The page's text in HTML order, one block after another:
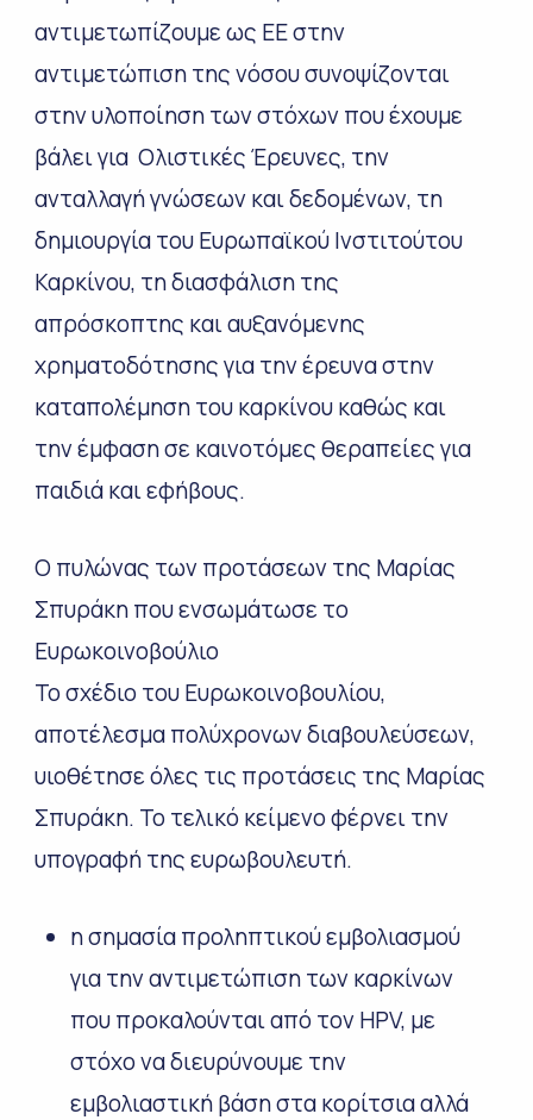
αντιμετωπίζουμε ως ΕΕ στην
αντιμετώπιση της νόσου συνοψίζονται
στην υλοποίηση των στόχων που έχουμε
βάλει για Ολιστικές Έρευνες, την
ανταλλαγή γνώσεων και δεδομένων, τη
δημιουργία του Ευρωπαϊκού Ινστιτούτου
Καρκίνου, τη διασφάλιση της
απρόσκοπτης και αυξανόμενης
χρηματοδότησης για την έρευνα στην
καταπολέμηση του καρκίνου καθώς και
την έμφαση σε καινοτόμες θεραπείες για
παιδιά και εφήβους.
Ο πυλώνας των προτάσεων της Μαρίας
Σπυράκη που ενσωμάτωσε το
Ευρωκοινοβούλιο
Το σχέδιο του Ευρωκοινοβουλίου,
αποτέλεσμα πολύχρονων διαβουλεύσεων,
υιοθέτησε όλες τις προτάσεις της Μαρίας
Σπυράκη. Το τελικό κείμενο φέρνει την
υπογραφή της ευρωβουλευτή.
η σημασία προληπτικού εμβολιασμού
για την αντιμετώπιση των καρκίνων
που προκαλούνται από τον HPV, με
στόχο να διευρύνουμε την
εμβολιαστική βάση στα κορίτσια αλλά